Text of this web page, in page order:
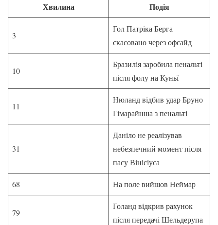
Хвилина Подія
3
Гол Патріка Берга
скасовано через офсайд
10
Бразилія заробила пенальті
після фолу на Куньї
11
Нюланд відбив удар Бруно
Гімарайнша з пенальті
31
Даніло не реалізував
небезпечний момент після
пасу Вінісіуса
68 На поле вийшов Неймар
79
Голанд відкрив рахунок
після передачі Шельдерупа